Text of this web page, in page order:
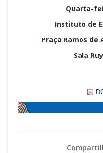
Quarta-
Instituto de
Praça Ramos de
Sala